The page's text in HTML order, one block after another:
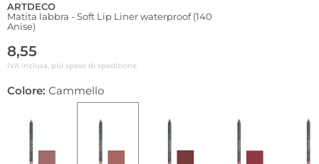
ARTDECO
Matita labbra - Soft Lip Liner waterproof (140
Anise)
8,55
IVA inclusa, più spese di spedizione
Colore: Cammello